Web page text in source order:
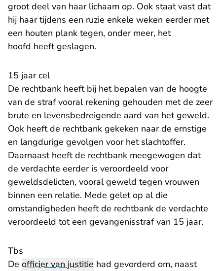
groot deel van haar lichaam op. Ook staat vast dat
hij haar tijdens een ruzie enkele weken eerder met
een houten plank tegen, onder meer, het
hoofd heeft geslagen.
15 jaar cel
De rechtbank heeft bij het bepalen van de hoogte
van de straf vooral rekening gehouden met de zeer
brute en levensbedreigende aard van het geweld.
Ook heeft de rechtbank gekeken naar de ernstige
en langdurige gevolgen voor het slachtoffer.
Daarnaast heeft de rechtbank meegewogen dat
de verdachte eerder is veroordeeld voor
geweldsdelicten, vooral geweld tegen vrouwen
binnen een relatie. Mede gelet op al die
omstandigheden heeft de rechtbank de verdachte
veroordeeld tot een gevangenisstraf van 15 jaar.
Tbs
De officier van justitie had gevorderd om, naast